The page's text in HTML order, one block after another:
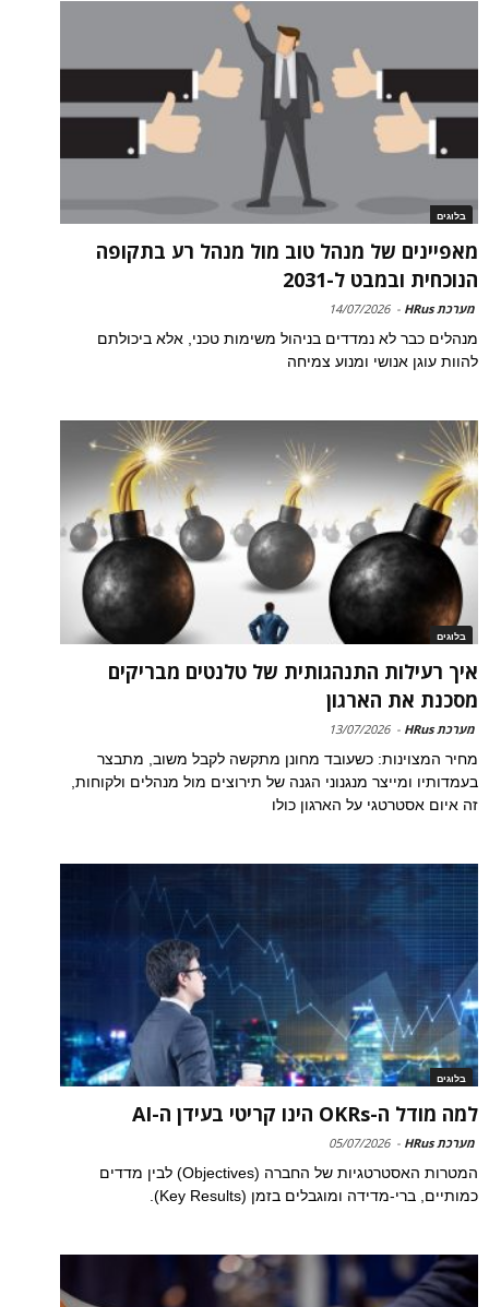
בלוגים
מאפיינים של מנהל טוב מול מנהל רע בתקופה
הנוכחית ובמבט ל-2031
מערכת HRus -
14/07/2026
מנהלים כבר לא נמדדים בניהול משימות טכני, אלא ביכולתם
להוות עוגן אנושי ומנוע צמיחה
בלוגים
איך רעילות התנהגותית של טלנטים מבריקים
מסכנת את הארגון
מערכת HRus -
13/07/2026
מחיר המצוינות: כשעובד מחונן מתקשה לקבל משוב, מתבצר
בעמדותיו ומייצר מנגנוני הגנה של תירוצים מול מנהלים ולקוחות,
זה איום אסטרטגי על הארגון כולו
בלוגים
למה מודל ה-OKRs הינו קריטי בעידן ה-AI
מערכת HRus -
05/07/2026
המטרות האסטרטגיות של החברה (Objectives) לבין מדדים
כמותיים, ברי-מדידה ומוגבלים בזמן (Key Results).